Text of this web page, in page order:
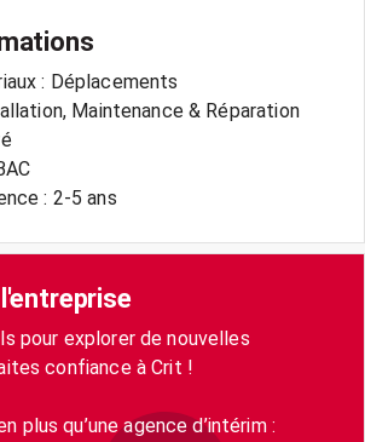
: Déplacements
Maintenance & Réparation
: 2-5 ans
pour explorer de nouvelles
confiance à Crit !
plus qu’une agence d’intérim :